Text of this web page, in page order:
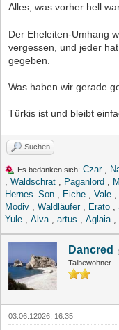
Alles, was vorher hell
Der Eheleiten-Umhang
vergessen, und jeder
gegeben.
Was haben wir gerade
Türkis ist und bleibt
Suchen
Es bedanken sich: Czar,
, Waldschrat , Paganlord ,
Hernes_Son , Eiche , Vale ,
Modiv , Waldläufer, Erato ,
Yule , Alva, artus , Aglaia,
Dancred
Talbewohner
03.06.12026, 16:35